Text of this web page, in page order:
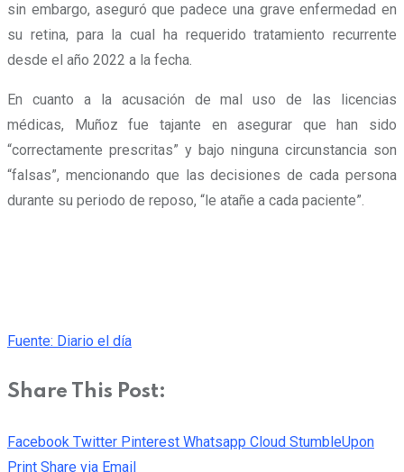
sin embargo, aseguró que padece una grave enfermedad en
su retina, para la cual ha requerido tratamiento recurrente
desde el año 2022 a la fecha.
En cuanto a la acusación de mal uso de las licencias
médicas, Muñoz fue tajante en asegurar que han sido
“correctamente prescritas” y bajo ninguna circunstancia son
“falsas”, mencionando que las decisiones de cada persona
durante su periodo de reposo, “le atañe a cada paciente”.
Fuente: Diario el día
Share This Post:
Facebook Twitter Pinterest Whatsapp Cloud StumbleUpon
Print Share via Email